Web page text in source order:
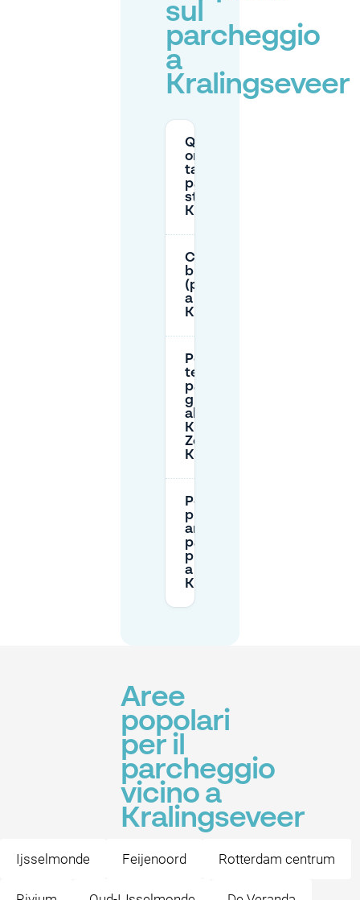
sul
parcheggio
a
Kralingseveer
Quali sono gli
orari e le
tariffe del
parcheggio in
strada a
Kralingseveer?
C'è una zona
blu
(parkeerschijf)
a
Kralingseveer?
Per quanto
tempo posso
parcheggiare
gratuitamente
al P+R
Kralingse
Zoom vicino a
Kralingseveer?
Posso
prenotare in
anticipo un
parcheggio
privato vicino
a
Kralingseveer?
Aree
popolari
per il
parcheggio
vicino a
Kralingseveer
Ijsselmonde Feijenoord Rotterdam centrum